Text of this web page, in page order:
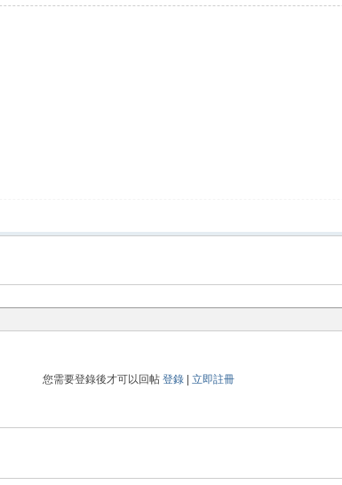
您需要登錄後才可以回帖登錄 |立即註冊